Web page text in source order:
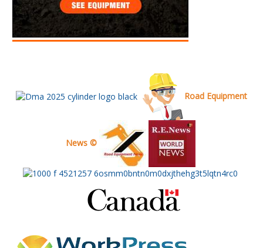
Road Equipment
News ©